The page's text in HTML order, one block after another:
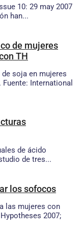
10: 29 may 2007
han...
de mujeres
TH
soja en mujeres
International
de ácido
de tres...
los sofocos
las mujeres con
2007;